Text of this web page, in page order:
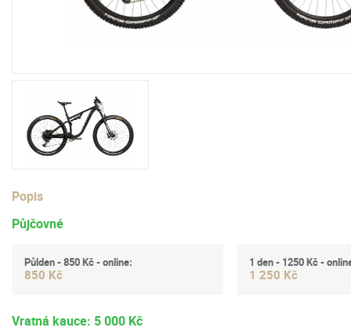
Popis
Půjčovné
Půlden - 850 Kč - online:
850 Kč
1 den - 1250 Kč -
1 250 Kč
Vratná kauce: 5 000 Kč